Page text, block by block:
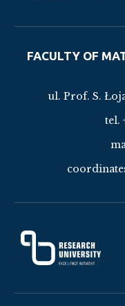
FACULTY OF
ul. Prof. S.
tel.